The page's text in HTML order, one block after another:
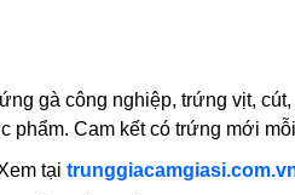
gà công nghiệp, trứng vịt,
phẩm. Cam kết có trứng mới
tại